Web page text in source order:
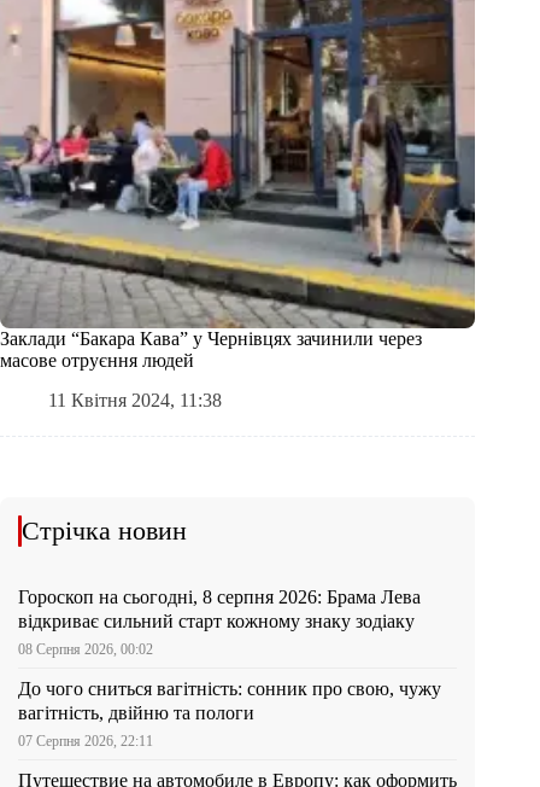
Заклади “Бакара Кава” у Чернівцях зачинили через
масове отруєння людей
11 Квітня 2024, 11:38
Стрічка новин
Гороскоп на сьогодні, 8 серпня 2026: Брама Лева
відкриває сильний старт кожному знаку зодіаку
08 Серпня 2026, 00:02
До чого сниться вагітність: сонник про свою, чужу
вагітність, двійню та пологи
07 Серпня 2026, 22:11
Путешествие на автомобиле в Европу: как оформить